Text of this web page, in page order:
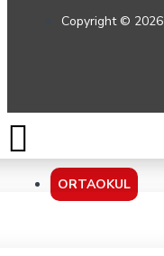
ORTAOKUL
Copyright © 2026